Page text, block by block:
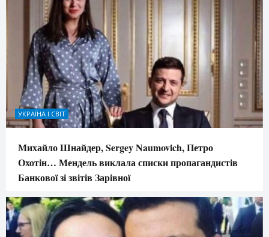
УКРАЇНА І СВІТ
Михайло Шнайдер, Sergey Naumovich, Петро
Охотін… Мендель виклала списки пропагандистів
Банкової зі звітів Зарівної